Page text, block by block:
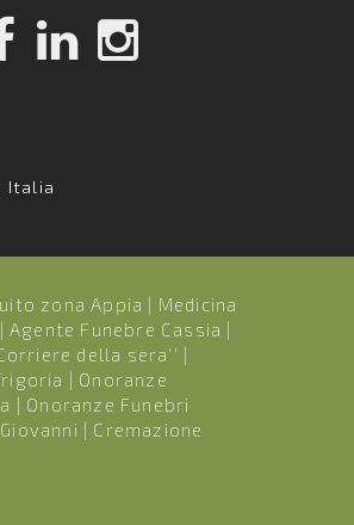
Italia
zona Appia | Medicina
|Agente Funebre Cassia |
della sera'' |
| Onoranze
| Onoranze Funebri
| Cremazione